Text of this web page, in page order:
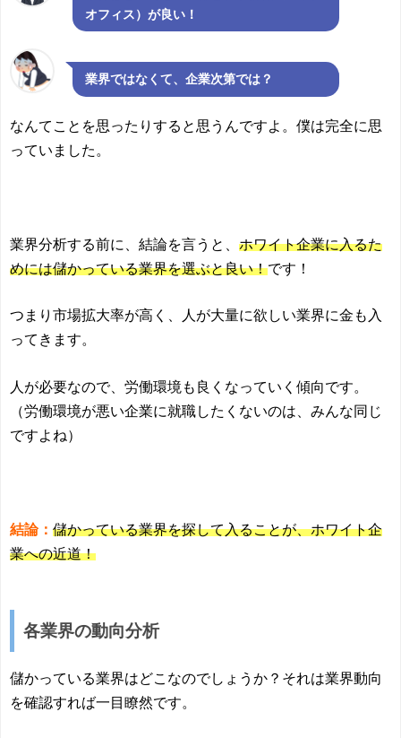
オフィス）が良い！
業界ではなくて、企業次第では？
なんてことを思ったりすると思うんですよ。僕は完全に思
っていました。
業界分析する前に、結論を言うと、 ホワイト企業に入るた
めには儲かっている業界を選ぶと良い！です！
つまり市場拡大率が高く、人が大量に欲しい業界に金も入
ってきます。
人が必要なので、労働環境も良くなっていく傾向です。
（労働環境が悪い企業に就職したくないのは、みんな同じ
ですよね）
結論： 儲かっている業界を探して入ることが、ホワイト企
業への近道！
各業界の動向分析
儲かっている業界はどこなのでしょうか？それは業界動向
を確認すれば一目瞭然です。